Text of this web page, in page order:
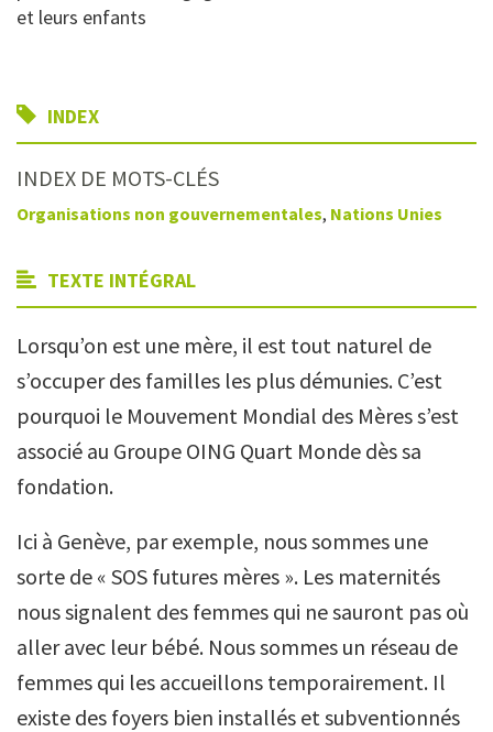
et leurs enfants
INDEX
INDEX DE MOTS-CLÉS
Organisations non gouvernementales, Nations Unies
TEXTE INTÉGRAL
Lorsqu’on est une mère, il est tout naturel de
s’occuper des familles les plus démunies. C’est
pourquoi le Mouvement Mondial des Mères s’est
associé au Groupe OING Quart Monde dès sa
fondation.
Ici à Genève, par exemple, nous sommes une
sorte de « SOS futures mères ». Les maternités
nous signalent des femmes qui ne sauront pas où
aller avec leur bébé. Nous sommes un réseau de
femmes qui les accueillons temporairement. Il
existe des foyers bien installés et subventionnés